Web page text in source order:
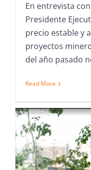
En entrevista
Presidente
precio estable y
proyectos
del año pasado
Read More